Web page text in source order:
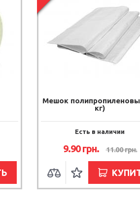
Мешок
кг)
Есть в наличии
9.90грн. 11.00грн.